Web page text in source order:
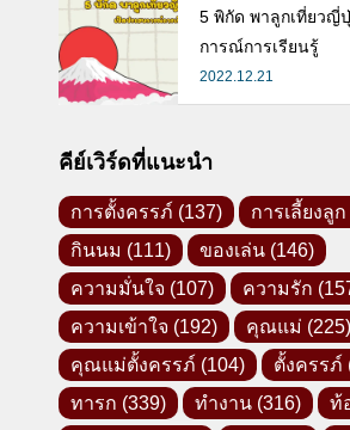
5 พิกัด พาลูกเที่ยวญี่
การณ์การเรียนรู้
2022.12.21
คีย์เวิร์ดที่แนะนำ
การตั้งครรภ์ (137) การเลี้ยงลูก
กินนม (111) ของเล่น (146)
ความมั่นใจ (107) ความรัก
ความเข้าใจ (192) คุณแม่ (225)
คุณแม่ตั้งครรภ์ (104) ตั้งครรภ์
ทารก (339) ทำงาน (316) ท้